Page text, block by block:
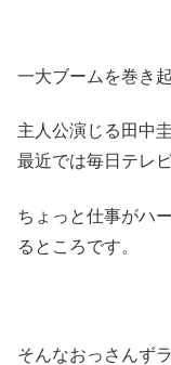
一大ブームを巻き
主人公演じる田中
最近では毎日テレ
ちょっと仕事がハ
るところです。
そんなおっさんず